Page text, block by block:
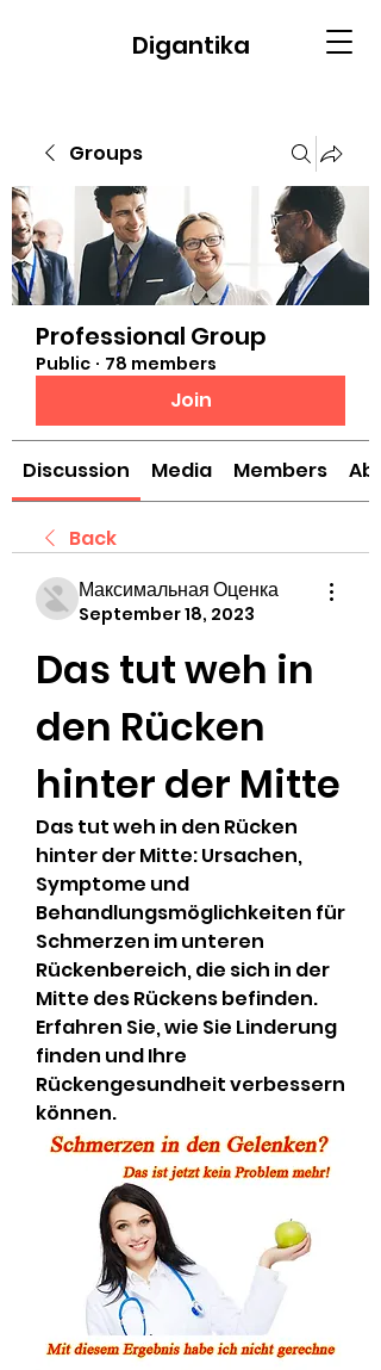
Digantika
Groups
Professional Group
Public · 78 members
Join
Discussion Media Members
Back
Максимальная Оценка
September 18, 2023
Das tut weh in
den Rücken
hinter der Mitte
Das tut weh in den Rücken
hinter der Mitte: Ursachen,
Symptome und
Behandlungsmöglichkeiten für
Schmerzen im unteren
Rückenbereich, die sich in der
Mitte des Rückens befinden.
Erfahren Sie, wie Sie Linderung
finden und Ihre
Rückengesundheit verbessern
können.